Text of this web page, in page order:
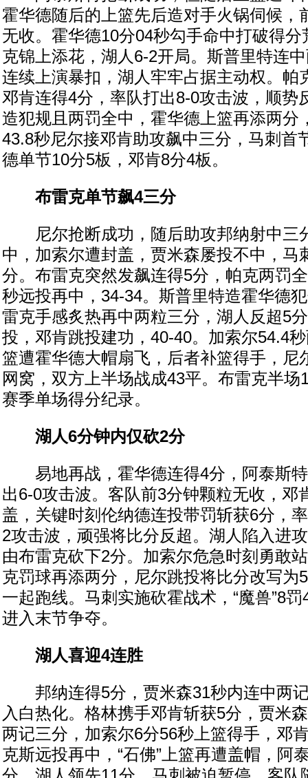
霍华德随后的上篮先后造对手火锅伺候，
无收。霍华德10分04秒勾手命中打破得
克锦上添花，湖人6-2开局。斯普里特连
连续上演暴扣，湖人牢牢占据主动权。帕
邓肯连得4分，率队打出8-0攻击波，顺势
造犯规且两罚全中，霍华德上篮再添两分
43.8秒尼尔接邓肯助攻飙中三分，马刺首
德单节10分5板，邓肯8分4板。
布雷克单节飙4三分
尼尔抢断成功，随后助攻邦纳射中三
中，加索尔遭封盖，贾米森屡投不中，马
分。布雷克突然发飙连得5分，帕克两罚
秒远投再中，34-34。斯普里特造霍华德
雷克手感炙热再中两粒三分，湖人反超5
投，邓肯跳投建功，40-40。加索尔54.4
篮遭霍华德大帽扇飞，后者补篮得手，尼
网窝，双方上半场战成43平。布雷克半场
赛季单场得分纪录。
湖人6分钟内仅砍2分
易地再战，霍华德连得4分，阿泰斯特
出6-0攻击波。客队前3分钟颗粒无收，邓
盖，关键时刻伦纳德连投带罚斩获6分，
2攻击波，顽强将比分反超。湖人陷入进
由布雷克砍下2分。加索尔危急时刻勇敢
克罚球再添两分，尼尔跳投将比分改写为
一起跑线。马刺实施砍霍战术，“魔兽”8
进入末节争夺。
湖人喜迎4连胜
邦纳连得5分，贾米森31秒内连中两
入白热化。格林携手邓肯斩获5分，贾米
两记三分，加索尔6分56秒上篮得手，邓
克斯远投再中，“石佛”上篮再遭盖帽，阿